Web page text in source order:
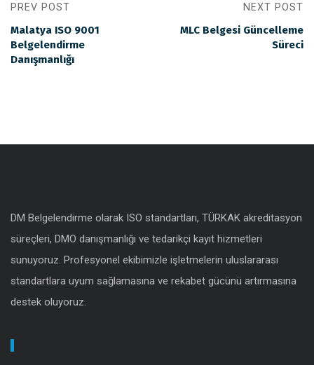
PREV POST
Malatya ISO 9001
Belgelendirme
Danışmanlığı
NEXT POST
MLC Belgesi Güncelleme
Süreci
DM Belgelendirme olarak ISO standartları, TÜRKAK akreditasyon
süreçleri, DMO danışmanlığı ve tedarikçi kayıt hizmetleri
sunuyoruz. Profesyonel ekibimizle işletmelerin uluslararası
standartlara uyum sağlamasına ve rekabet gücünü artırmasına
destek oluyoruz.